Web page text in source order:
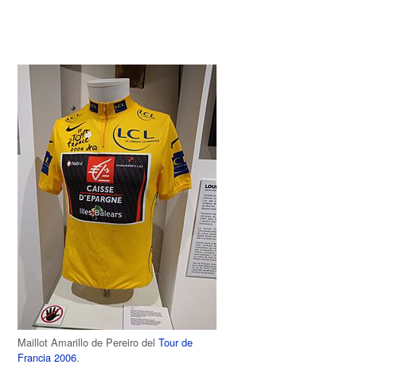
Maillot Amarillo de Pereiro delTour de
Francia 2006.